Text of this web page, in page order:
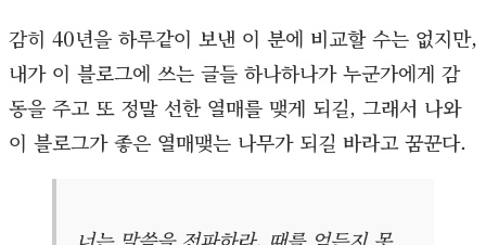
감히 40년을 하루같이 보낸 이 분에 비교할 수는 없지만,
내가 이 블로그에 쓰는 글들 하나하나가 누군가에게 감
동을 주고 또 정말 선한 열매를 맺게 되길, 그래서 나와
이 블로그가 좋은 열매맺는 나무가 되길 바라고 꿈꾼다.